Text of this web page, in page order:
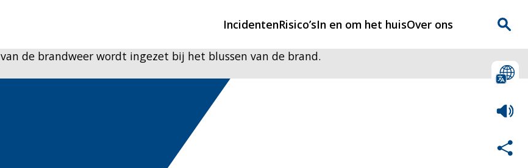
Incidenten
Hulpdiensten nodig?
CIN-meldingen
Risico’sIn en om het huisOver ons
van de brandweer wordt ingezet bij het blussen van de brand.